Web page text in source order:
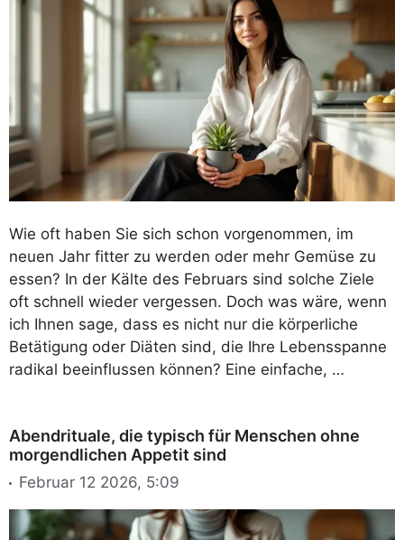
Wie oft haben Sie sich schon vorgenommen, im
neuen Jahr fitter zu werden oder mehr Gemüse zu
essen? In der Kälte des Februars sind solche Ziele
oft schnell wieder vergessen. Doch was wäre, wenn
ich Ihnen sage, dass es nicht nur die körperliche
Betätigung oder Diäten sind, die Ihre Lebensspanne
radikal beeinflussen können? Eine einfache, …
Abendrituale, die typisch für Menschen ohne
morgendlichen Appetit sind
Februar 12 2026, 5:09